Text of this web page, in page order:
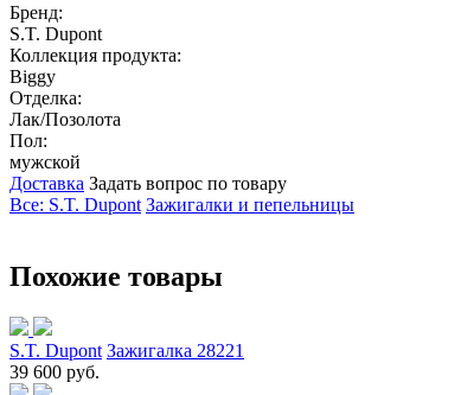
Бренд:
S.T. Dupont
Коллекция продукта:
Biggy
Отделка:
Лак/Позолота
Пол:
мужской
Доставка Задать вопрос по товару
Все: S.T. Dupont Зажигалки и пепельницы
Похожие товары
S.T. Dupont Зажигалка 28221
39 600 руб.